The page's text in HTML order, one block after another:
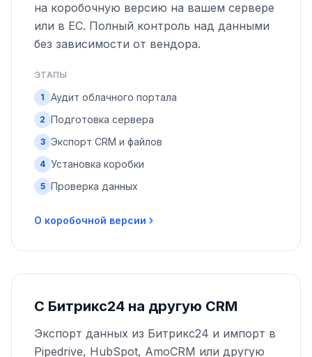
на коробочную версию на вашем сервере
или в ЕС. Полный контроль над данными
без зависимости от вендора.
ЭТАПЫ
1 Аудит облачного портала
2 Подготовка сервера
3 Экспорт CRM и файлов
4 Установка коробки
5 Проверка данных
О коробочной версии
С Битрикс24 на другую CRM
Экспорт данных из Битрикс24 и импорт в
Pipedrive, HubSpot, AmoCRM или другую